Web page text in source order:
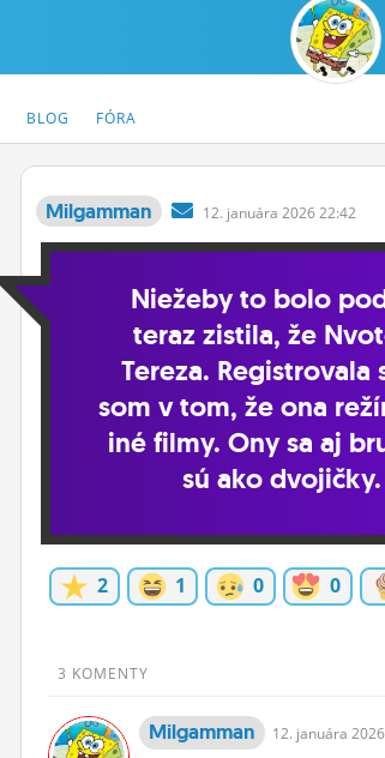
BLOG FÓRA
Milgamman 12. januára 2026 22:42
Niežeby to bolo
teraz zistila, že
Tereza.
som v tom, že ona
iné filmy. Ony sa aj
sú ako
2 1 0 0
3 KOMENTY
Milgamman 12. januára